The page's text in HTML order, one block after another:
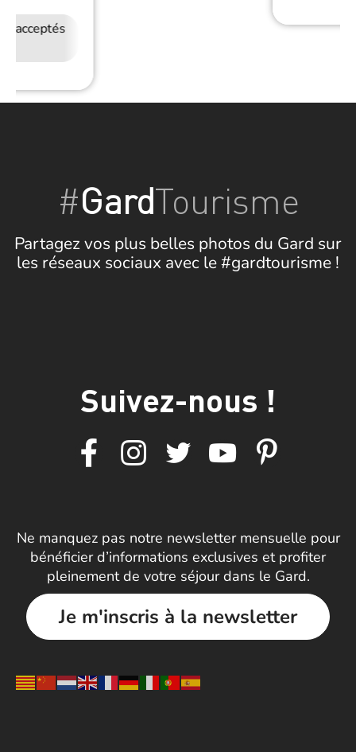
acceptés
#GardTourisme
Partagez vos plus belles photos du Gard sur
les réseaux sociaux avec le #gardtourisme !
Suivez-nous !
Ne manquez pas notre newsletter mensuelle pour
bénéficier d’informations exclusives et profiter
pleinement de votre séjour dans le Gard.
Je m'inscris à la newsletter